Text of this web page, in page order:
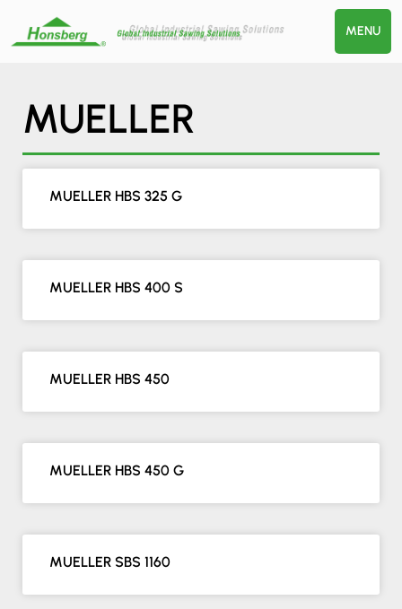
MENU
MUELLER
MUELLER HBS 325 G
MUELLER HBS 400 S
MUELLER HBS 450
MUELLER HBS 450 G
MUELLER SBS 1160